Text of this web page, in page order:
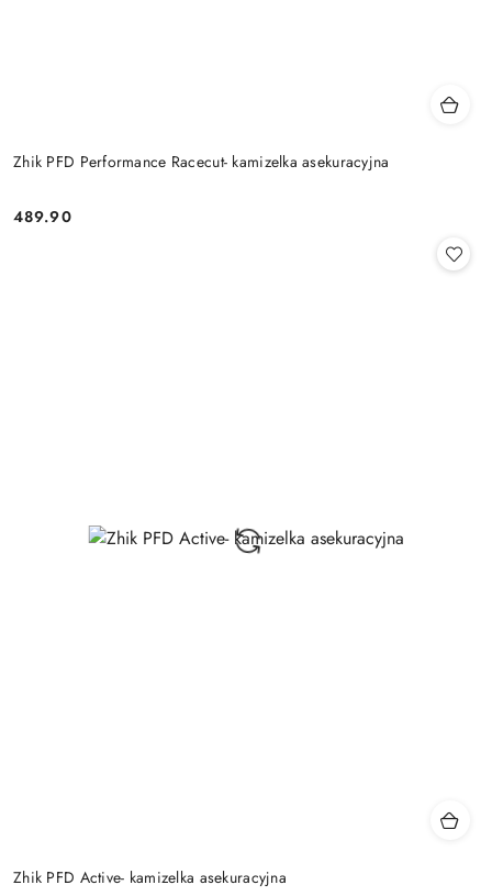
Zhik PFD Performance Racecut- kamizelka asekuracyjna
Cena:
489.90
Zhik PFD Active- kamizelka asekuracyjna